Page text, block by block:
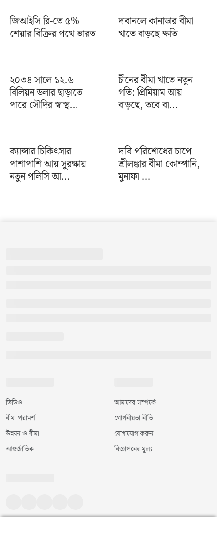
জিআইসি রি-তে ৫%
শেয়ার বিক্রির পথে ভারত
দাবানলে কানাডার বীমা
খাতে বাড়ছে ক্ষতি
২০৩৪ সালে ১২.৬
বিলিয়ন ডলার ছাড়াতে
পারে সৌদির স্বাস্থ...
চীনের বীমা খাতে নতুন
গতি: প্রিমিয়াম আয়
বাড়ছে, তবে বা...
ক্যান্সার চিকিৎসার
পাশাপাশি আয় সুরক্ষায়
নতুন পলিসি আ...
দাবি পরিশোধের চাপে
শ্রীলঙ্কার বীমা কোম্পানি,
মুনাফা ...
ভিডিও
বীমা পরামর্শ
উন্নয়ন ও বীমা
আন্তর্জাতিক
আমাদের সম্পর্কে
গোপনীয়তা নীতি
যোগাযোগ করুন
বিজ্ঞাপনের মূল্য